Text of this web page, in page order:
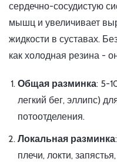
сердечно-сосудистую
мышц и увеличивает
жидкости в суставах.
как холодная резина -
Общая разминка: 5-
легкий бег, эллипс)
потоотделения.
Локальная разминка
плечи, локти,